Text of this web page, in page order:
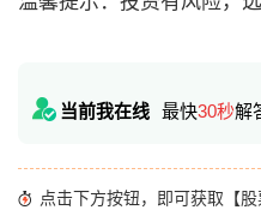
当前我在线 最快30秒解
点击下方按钮，即可获取【